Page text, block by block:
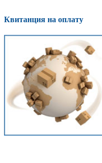
Квитанция на оплату